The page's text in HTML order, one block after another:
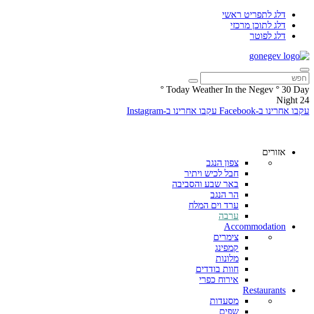
דלג לתפריט ראשי
דלג לתוכן מרכזי
דלג לפוטר
Today Weather In the Negev ° 30 Day
°
24
Night
עקבו אחרינו ב-Facebook
עקבו אחרינו ב-Instagram
אזורים
צפון הנגב
חבל לכיש ויתיר
באר שבע והסביבה
הר הנגב
ערד וים המלח
ערבה
Accommodation
צימרים
קמפינג
מלונות
חוות בודדים
אירוח כפרי
Restaurants
מסעדות
שפים